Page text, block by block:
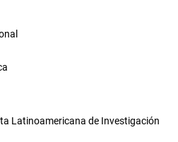
Latinoamericana de Investigación